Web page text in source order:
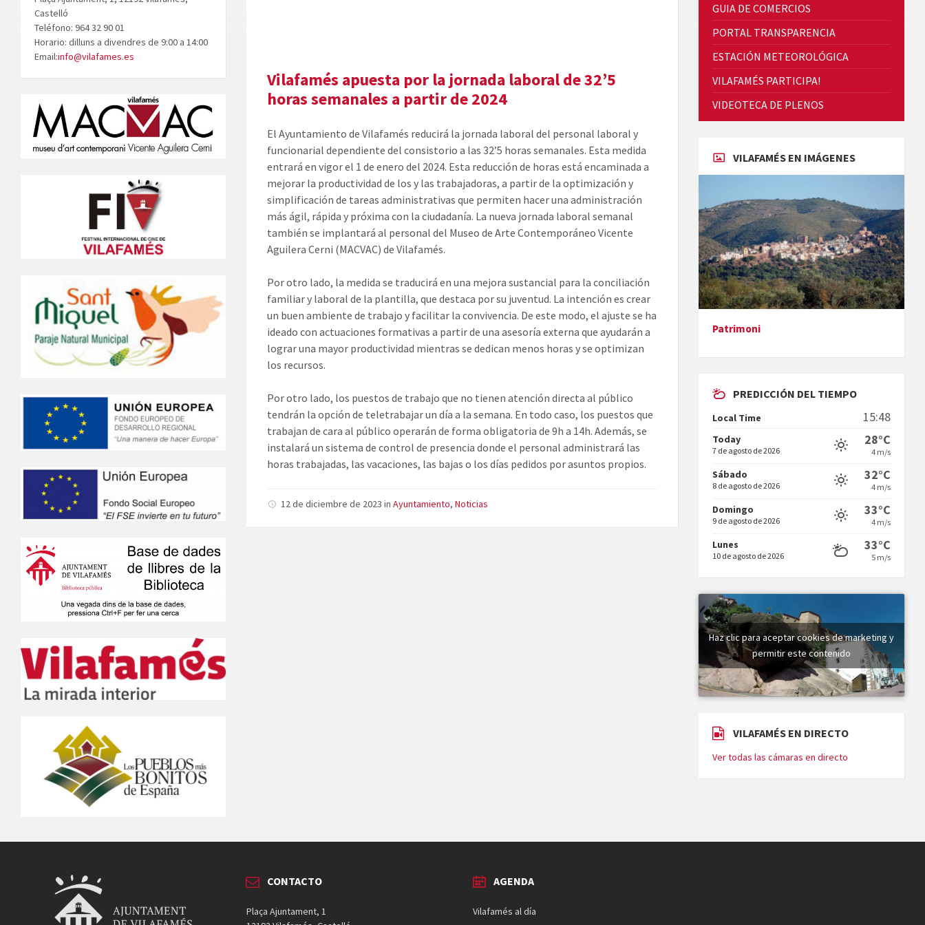
Vilafamés apuesta por la jornada laboral de 32’5
horas semanales a partir de 2024
El Ayuntamiento de Vilafamés reducirá la jornada laboral del personal laboral y
funcionarial dependiente del consistorio a las 32’5 horas semanales. Esta medida
entrará en vigor el 1 de enero del 2024. Esta reducción de horas está encaminada a
mejorar la productividad de los y las trabajadoras, a partir de la optimización y
simplificación de tareas administrativas que permiten hacer una administración
más ágil, rápida y próxima con la ciudadanía. La nueva jornada laboral semanal
también se implantará al personal del Museo de Arte Contemporáneo Vicente
Aguilera Cerni (MACVAC) de Vilafamés.
Por otro lado, la medida se traducirá en una mejora sustancial para la conciliación
familiar y laboral de la plantilla, que destaca por su juventud. La intención es crear
un buen ambiente de trabajo y facilitar la convivencia. De este modo, el ajuste se ha
ideado con actuaciones formativas a partir de una asesoría externa que ayudarán a
lograr una mayor productividad mientras se dedican menos horas y se optimizan
los recursos.
Por otro lado, los puestos de trabajo que no tienen atención directa al público
tendrán la opción de teletrabajar un día a la semana. En todo caso, los puestos que
trabajan de cara al público operarán de forma obligatoria de 9h a 14h. Además, se
instalará un sistema de control de presencia donde el personal administrará las
horas trabajadas, las vacaciones, las bajas o los días pedidos por asuntos propios.
12 de diciembre de 2023inAyuntamiento,Noticias
Castelló
Teléfono: 964 32 90 01
Horario: dilluns a divendres de 9:00 a 14:00
Email:info@vilafames.es
Cicle de Cine i Dones rurals
Concerts al Museu
mare&quot;, d'Emma Zafon
Vermuts a la Font. Hit parit
GUIA DE COMERCIOS
PORTAL TRANSPARENCIA
ESTACIÓN METEOROLÓGICA
VILAFAMÉS PARTICIPA!
VIDEOTECA DE PLENOS
VILAFAMÉS EN IMÁGENES
Patrimoni
PREDICCIÓN DEL TIEMPO
Local Time 15:48
Today
7 de agosto de 2026
28°C
4 m/s
Sábado
8 de agosto de 2026
32°C
4 m/s
Domingo
9 de agosto de 2026
33°C
4 m/s
Lunes
10 de agosto de 2026
33°C
5 m/s
Haz clic para aceptar cookies de marketing y
permitir este contenido
VILAFAMÉS EN DIRECTO
Ver todas las cámaras en directo
CONTACTO
Plaça Ajuntament, 1
AGENDA
Vilafamés al día